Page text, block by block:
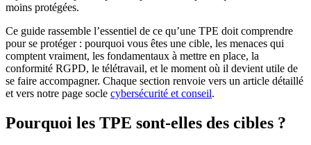
moins protégées.
Ce guide rassemble l’essentiel de ce qu’une TPE doit comprendre
pour se protéger : pourquoi vous êtes une cible, les menaces qui
comptent vraiment, les fondamentaux à mettre en place, la
conformité RGPD, le télétravail, et le moment où il devient utile de
se faire accompagner. Chaque section renvoie vers un article détaillé
et vers notre page socle cybersécurité et conseil.
Pourquoi les TPE sont-elles des cibles ?